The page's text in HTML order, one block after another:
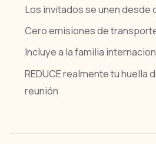
Los invitados se unen desde
Cero emisiones de
Incluye a la familia
REDUCE realmente tu huella
reunión